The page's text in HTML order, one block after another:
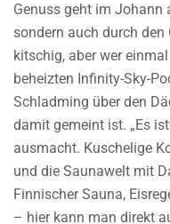
Genuss geht im Johann
sondern auch durch den
kitschig, aber wer
beheizten Infinity-Sky-
Schladming über den
damit gemeint ist. „Es
ausmacht. Kuschelige
und die Saunawelt mit
Finnischer Sauna,
– hier kann man direkt